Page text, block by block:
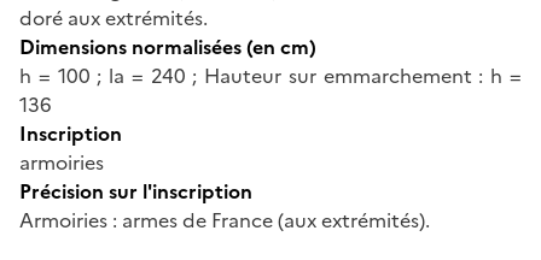
doré aux extrémités.
Dimensions normalisées (en cm)
h = 100 ; la = 240 ; Hauteur sur emmarchement : h =
136
Inscription
armoiries
Précision sur l'inscription
Armoiries : armes de France (aux extrémités).